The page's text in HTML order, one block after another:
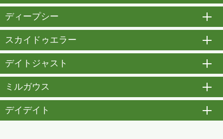
ディープシー
スカイドゥエラー
デイトジャスト
ミルガウス
デイデイト